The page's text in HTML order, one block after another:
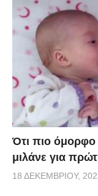
Ότι πιο
μιλάνε για
18 ΔΕΚΕΜΒΡΊΟΥ,